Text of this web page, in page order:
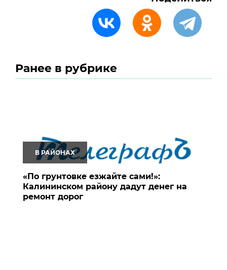
Ранее в рубрике
В РАЙОНАХ
«По грунтовке езжайте сами!»:
Калининском району дадут денег на
ремонт дорог